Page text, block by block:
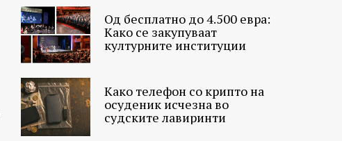
Од бесплатно до 4.500 евра:
Како се закупуваат
културните институции
Како телефон со крипто на
осуденик исчезна во
судските лавиринти